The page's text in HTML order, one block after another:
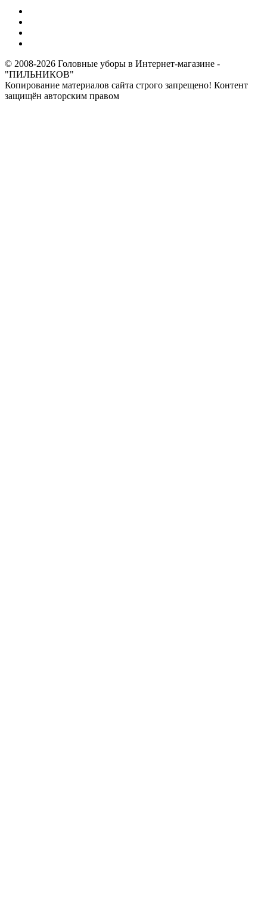
© 2008-2026 Головные уборы в Интернет-магазине -
"ПИЛЬНИКОВ"
Копирование материалов сайта строго запрещено! Контент
защищён авторским правом